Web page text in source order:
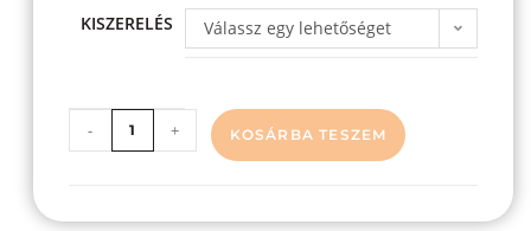
KISZERELÉS Válassz egy lehetőséget
- + KOSÁRBA TESZEM